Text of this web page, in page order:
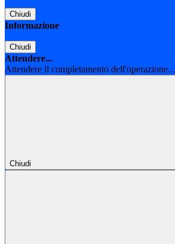
Chiudi
Informazione
Chiudi
Attendere...
Attendere il completamento dell'operazione...
Chiudi